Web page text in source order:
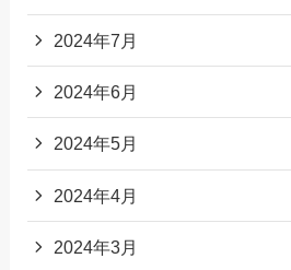
2024年7月
2024年6月
2024年5月
2024年4月
2024年3月